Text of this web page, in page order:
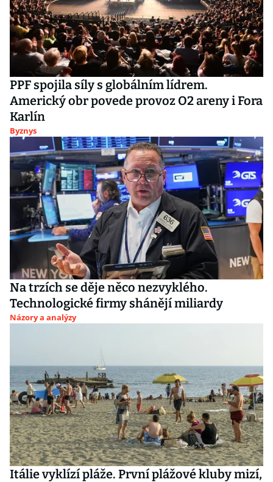
PPF spojila síly s globálním lídrem.
Americký obr povede provoz O2 areny i Fora
Karlín
Byznys
Na trzích se děje něco nezvyklého.
Technologické firmy shánějí miliardy
Názory a analýzy
Itálie vyklízí pláže. První plážové kluby mizí,